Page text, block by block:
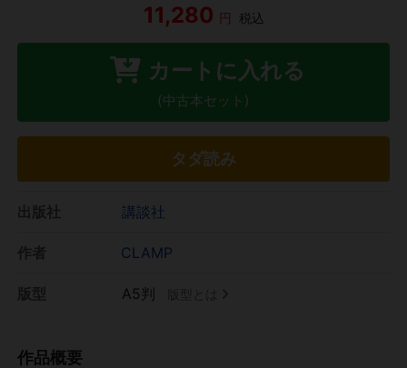
11,280 円 税込
カートに入れる
(中古本セット)
タダ読み
講談社
CLAMP
A5判
作品概要